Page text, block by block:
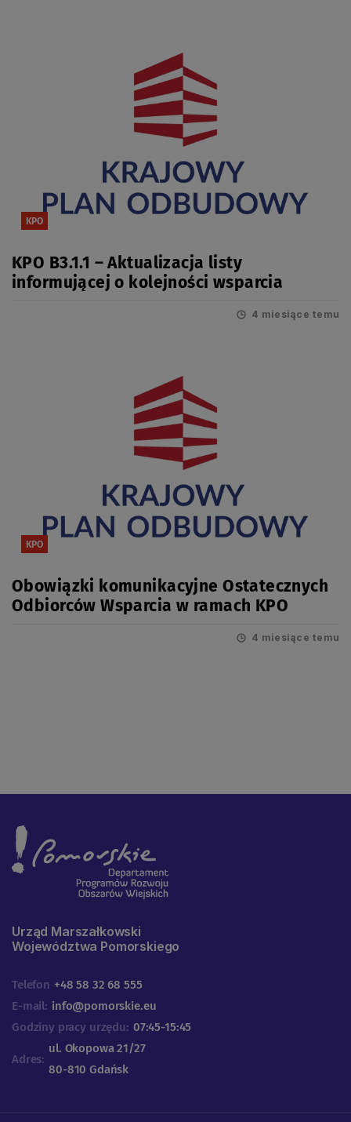
KPO
KPO B3.1.1 – Aktualizacja listy
informującej o kolejności wsparcia
4 miesiące temu
KPO
Obowiązki komunikacyjne Ostatecznych
Odbiorców Wsparcia w ramach KPO
4 miesiące temu
Urząd Marszałkowski
Województwa Pomorskiego
Telefon +48 58 32 68 555
E-mail: info@pomorskie.eu
Godziny pracy urzędu: 07:45-15:45
Adres:
ul. Okopowa 21/27
80-810 Gdańsk